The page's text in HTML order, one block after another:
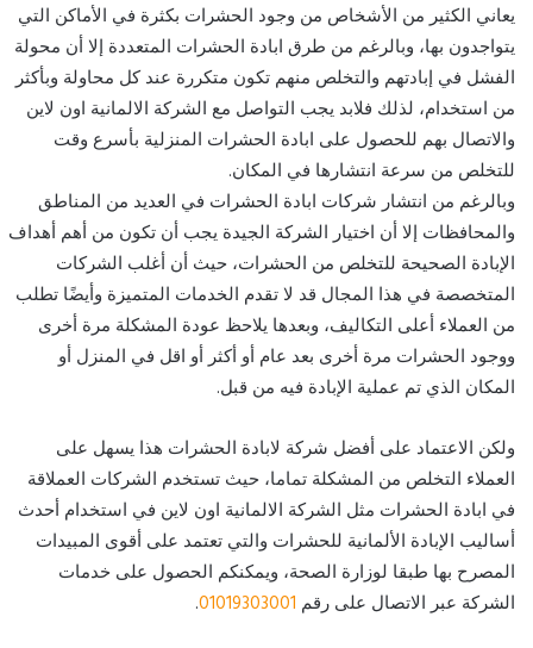
يعاني الكثير من الأشخاص من وجود الحشرات بكثرة في الأماكن التي
يتواجدون بها، وبالرغم من طرق ابادة الحشرات المتعددة إلا أن محولة
الفشل في إبادتهم والتخلص منهم تكون متكررة عند كل محاولة وبأكثر
من استخدام، لذلك فلابد يجب التواصل مع الشركة الالمانية اون لاين
والاتصال بهم للحصول على ابادة الحشرات المنزلية بأسرع وقت
للتخلص من سرعة انتشارها في المكان.
وبالرغم من انتشار شركات ابادة الحشرات في العديد من المناطق
والمحافظات إلا أن اختيار الشركة الجيدة يجب أن تكون من أهم أهداف
الإبادة الصحيحة للتخلص من الحشرات، حيث أن أغلب الشركات
المتخصصة في هذا المجال قد لا تقدم الخدمات المتميزة وأيضًا تطلب
من العملاء أعلى التكاليف، وبعدها يلاحظ عودة المشكلة مرة أخرى
ووجود الحشرات مرة أخرى بعد عام أو أكثر أو اقل في المنزل أو
المكان الذي تم عملية الإبادة فيه من قبل.
ولكن الاعتماد على أفضل شركة لابادة الحشرات هذا يسهل على
العملاء التخلص من المشكلة تماما، حيث تستخدم الشركات العملاقة
في ابادة الحشرات مثل الشركة الالمانية اون لاين في استخدام أحدث
أساليب الإبادة الألمانية للحشرات والتي تعتمد على أقوى المبيدات
المصرح بها طبقا لوزارة الصحة، ويمكنكم الحصول على خدمات
الشركة عبر الاتصال على رقم 01019303001
.